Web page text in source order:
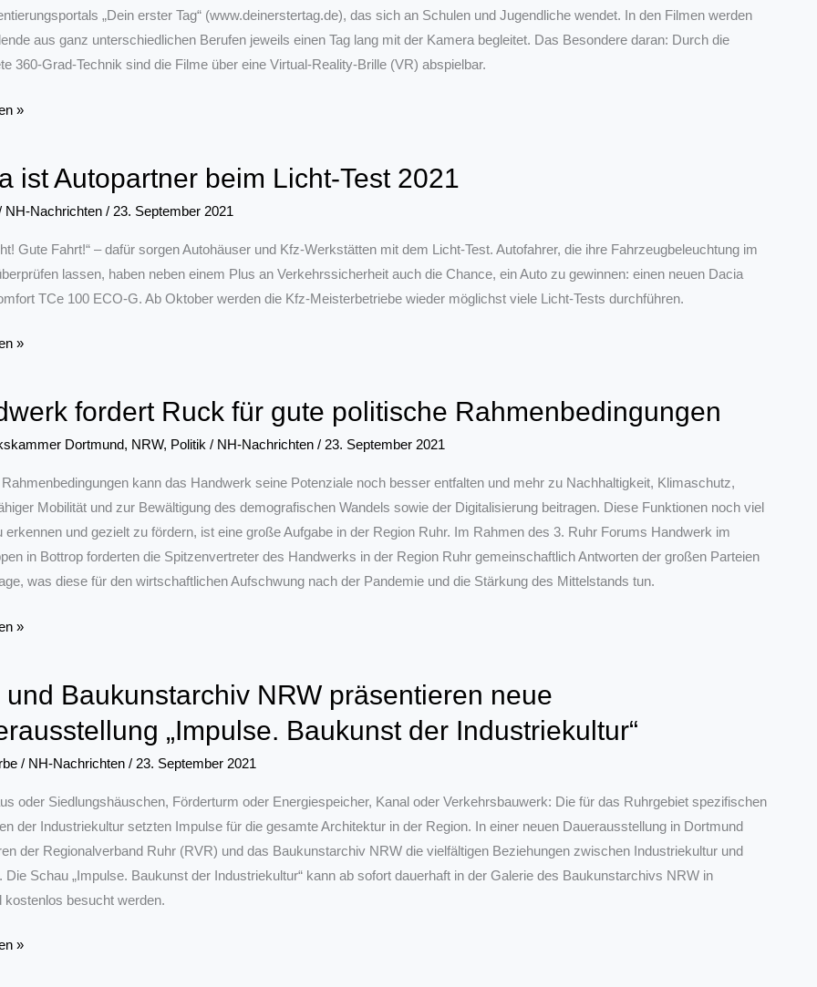
„Dein erster Tag“ (www.deinerstertag.de), das sich an Schulen und Jugendliche wendet. In den Filmen werden
aus ganz unterschiedlichen Berufen jeweils einen Tag lang mit der Kamera begleitet. Das Besondere daran: Durch die
360-Grad-Technik sind die Filme über eine Virtual-Reality-Brille (VR) abspielbar.
»
ist Autopartner beim Licht-Test 2021
NH-Nachrichten / 23. September 2021
Gute Fahrt!“ – dafür sorgen Autohäuser und Kfz-Werkstätten mit dem Licht-Test. Autofahrer, die ihre Fahrzeugbeleuchtung im
lassen, haben neben einem Plus an Verkehrssicherheit auch die Chance, ein Auto zu gewinnen: einen neuen Dacia
TCe 100 ECO-G. Ab Oktober werden die Kfz-Meisterbetriebe wieder möglichst viele Licht-Tests durchführen.
»
fordert Ruck für gute politische Rahmenbedingungen
Dortmund, NRW, Politik / NH-Nachrichten / 23. September 2021
kann das Handwerk seine Potenziale noch besser entfalten und mehr zu Nachhaltigkeit, Klimaschutz,
Mobilität und zur Bewältigung des demografischen Wandels sowie der Digitalisierung beitragen. Diese Funktionen noch viel
erkennen und gezielt zu fördern, ist eine große Aufgabe in der Region Ruhr. Im Rahmen des 3. Ruhr Forums Handwerk im
in Bottrop forderten die Spitzenvertreter des Handwerks in der Region Ruhr gemeinschaftlich Antworten der großen Parteien
was diese für den wirtschaftlichen Aufschwung nach der Pandemie und die Stärkung des Mittelstands tun.
»
und Baukunstarchiv NRW präsentieren neue
„Impulse. Baukunst der Industriekultur“
/ NH-Nachrichten / 23. September 2021
oder Siedlungshäuschen, Förderturm oder Energiespeicher, Kanal oder Verkehrsbauwerk: Die für das Ruhrgebiet spezifischen
der Industriekultur setzten Impulse für die gesamte Architektur in der Region. In einer neuen Dauerausstellung in Dortmund
der Regionalverband Ruhr (RVR) und das Baukunstarchiv NRW die vielfältigen Beziehungen zwischen Industriekultur und
Die Schau „Impulse. Baukunst der Industriekultur“ kann ab sofort dauerhaft in der Galerie des Baukunstarchivs NRW in
kostenlos besucht werden.
»